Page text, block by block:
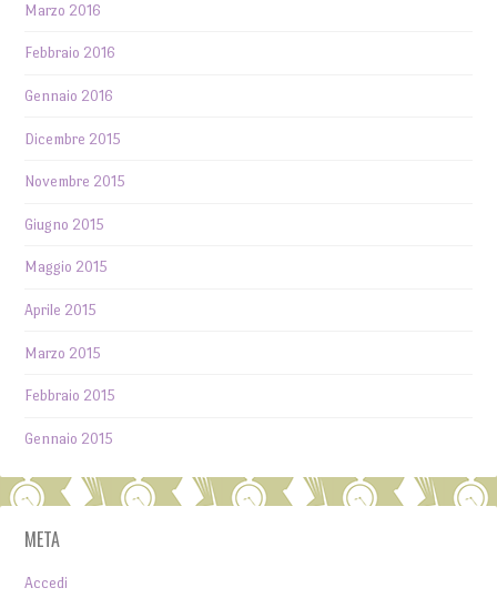
Marzo 2016
Febbraio 2016
Gennaio 2016
Dicembre 2015
Novembre 2015
Giugno 2015
Maggio 2015
Aprile 2015
Marzo 2015
Febbraio 2015
Gennaio 2015
META
Accedi